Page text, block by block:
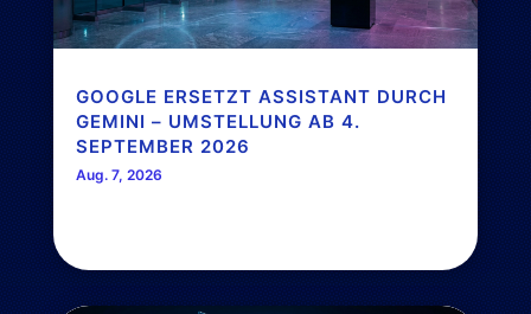
GOOGLE ERSETZT ASSISTANT DURCH
GEMINI – UMSTELLUNG AB 4.
SEPTEMBER 2026
Aug. 7, 2026